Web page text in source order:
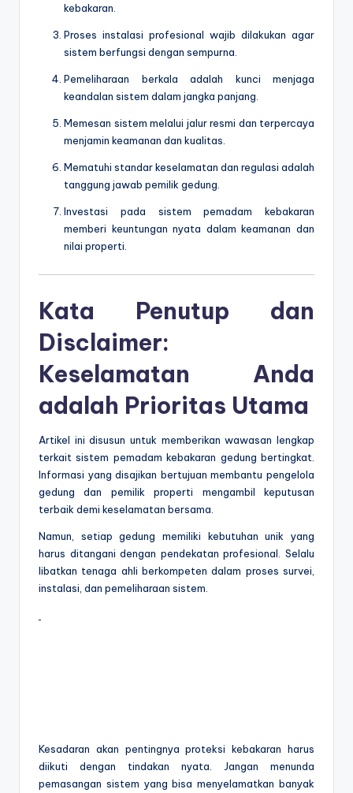
kebakaran.
Proses instalasi profesional wajib dilakukan agar
sistem berfungsi dengan sempurna.
Pemeliharaan berkala adalah kunci menjaga
keandalan sistem dalam jangka panjang.
Memesan sistem melalui jalur resmi dan terpercaya
menjamin keamanan dan kualitas.
Mematuhi standar keselamatan dan regulasi adalah
tanggung jawab pemilik gedung.
Investasi pada sistem pemadam kebakaran
memberi keuntungan nyata dalam keamanan dan
nilai properti.
Kata Penutup dan
Disclaimer:
Keselamatan Anda
adalah Prioritas Utama
Artikel ini disusun untuk memberikan wawasan lengkap
terkait sistem pemadam kebakaran gedung bertingkat.
Informasi yang disajikan bertujuan membantu pengelola
gedung dan pemilik properti mengambil keputusan
terbaik demi keselamatan bersama.
Namun, setiap gedung memiliki kebutuhan unik yang
harus ditangani dengan pendekatan profesional. Selalu
libatkan tenaga ahli berkompeten dalam proses survei,
instalasi, dan pemeliharaan sistem.
Kesadaran akan pentingnya proteksi kebakaran harus
diikuti dengan tindakan nyata. Jangan menunda
pemasangan sistem yang bisa menyelamatkan banyak